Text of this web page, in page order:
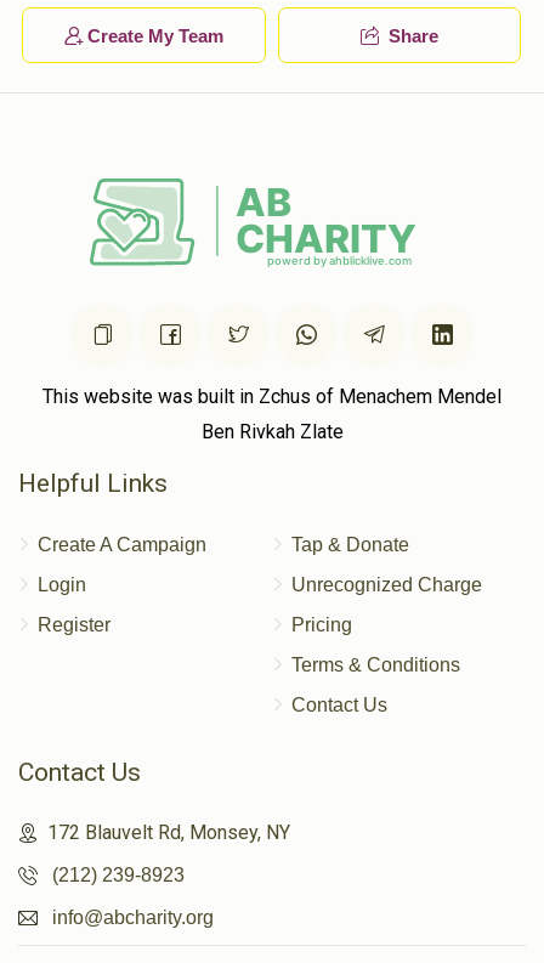
אלטר יצחק פאנעט
Create My Team Share
This website was built in Zchus of Menachem Mendel
Ben Rivkah Zlate
Helpful Links
Create A Campaign
Login
Register
Tap & Donate
Unrecognized Charge
Pricing
Terms & Conditions
Contact Us
Contact Us
172 Blauvelt Rd, Monsey, NY
(212) 239-8923
info@abcharity.org